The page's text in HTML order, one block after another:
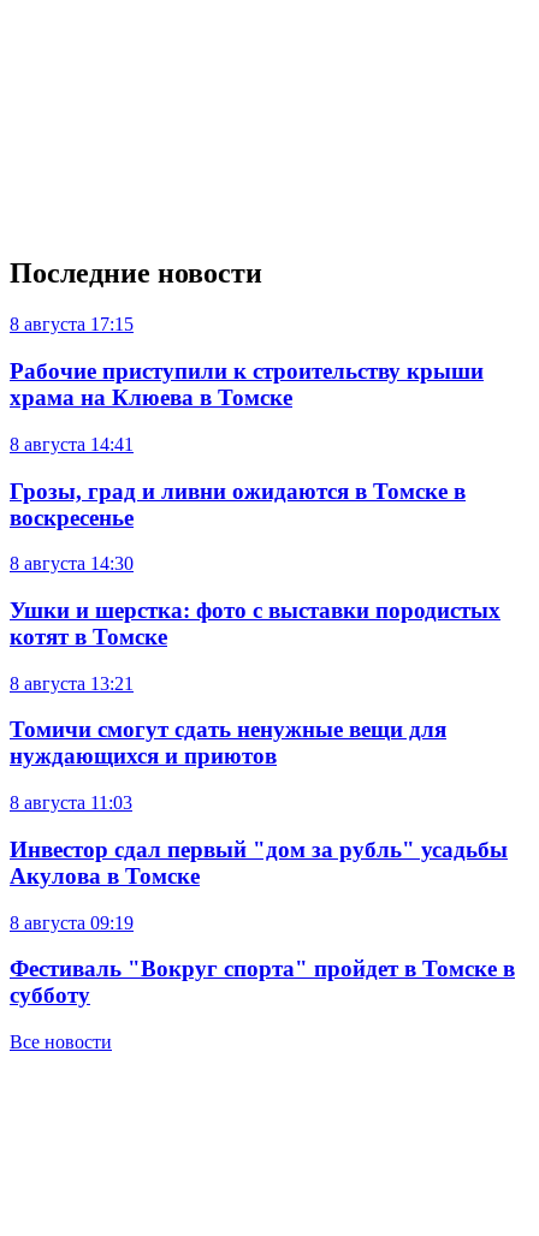
Последние новости
8 августа 17:15
Рабочие приступили к строительству крыши
храма на Клюева в Томске
8 августа 14:41
Грозы, град и ливни ожидаются в Томске в
воскресенье
8 августа 14:30
Ушки и шерстка: фото с выставки породистых
котят в Томске
8 августа 13:21
Томичи смогут сдать ненужные вещи для
нуждающихся и приютов
8 августа 11:03
Инвестор сдал первый "дом за рубль" усадьбы
Акулова в Томске
8 августа 09:19
Фестиваль "Вокруг спорта" пройдет в Томске в
субботу
Все новости